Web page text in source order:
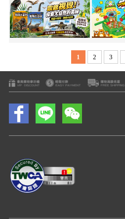
1 2 3